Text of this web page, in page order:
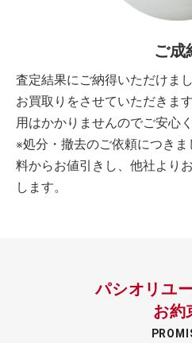
ご成
査定結果にご納得いただけま
お買取りをさせていただきま
用はかかりませんのでご安心く
※処分・撤去のご依頼につき
料からお値引きし、他社より
します。
パシオリユ
お約